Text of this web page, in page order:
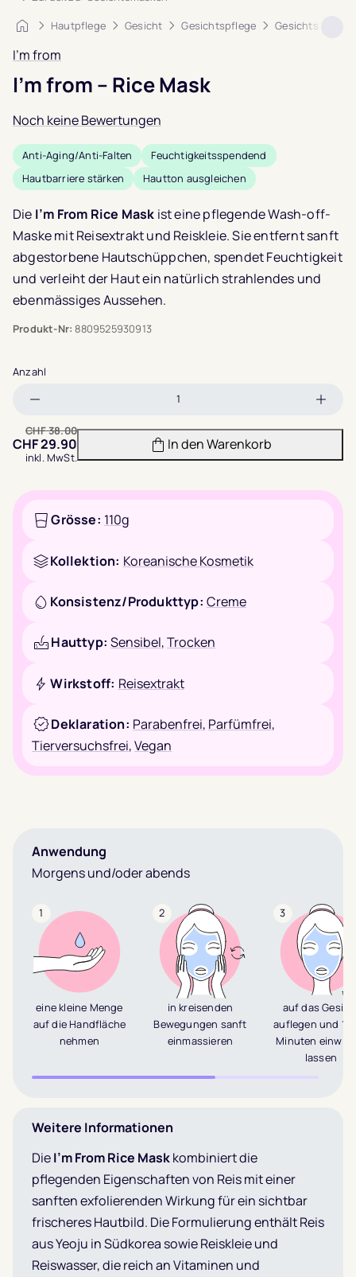
Startseite
Hautpflege Gesicht Gesichtspflege Gesichtsmasken
I'm from
I’m from – Rice Mask
Noch keine Bewertungen
Anti-Aging/Anti-Falten
Feuchtigkeitsspendend
Hautbarriere stärken
Hautton ausgleichen
Die I’m From Rice Mask ist eine pflegende Wash-off-
Maske mit Reisextrakt und Reiskleie. Sie entfernt sanft
abgestorbene Hautschüppchen, spendet Feuchtigkeit
und verleiht der Haut ein natürlich strahlendes und
ebenmässiges Aussehen.
Produkt-Nr: 8809525930913
Anzahl
verringern
CHF38.00
CHF29.90
inkl. MwSt.
In den Warenkorb
Grösse: 110g
Kollektion: Koreanische Kosmetik
Konsistenz/Produkttyp: Creme
Hauttyp:Sensibel,Trocken
Wirkstoff: Reisextrakt
Deklaration: Parabenfrei, Parfümfrei,
Tierversuchsfrei,Vegan
Anwendung
Morgens und/oder abends
1
eine kleine Menge
auf die Handfläche
nehmen
2
in kreisenden
Bewegungen sanft
einmassieren
3
auf das
auflegen und
Minuten
lassen
Weitere Informationen
DieI’m From Rice Maskkombiniert die
pflegenden Eigenschaften von Reis mit einer
sanften exfolierenden Wirkung für ein sichtbar
frischeres Hautbild. Die Formulierung enthält Reis
aus Yeoju in Südkorea sowie Reiskleie und
Reiswasser, die reich an Vitaminen und